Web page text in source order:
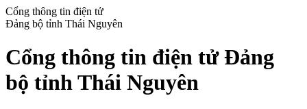
Cổng thông tin điện tử
Đảng bộ tỉnh Thái Nguyên
Cổng thông tin điện tử Đảng
bộ tỉnh Thái Nguyên